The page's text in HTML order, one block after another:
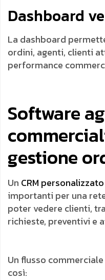
Dashboard
La dashboard
ordini, agenti, clienti
performance
Software
gestione
Un CRM personalizzato
importanti per una
poter vedere clienti,
richieste, preventivi e
Un flusso
così: